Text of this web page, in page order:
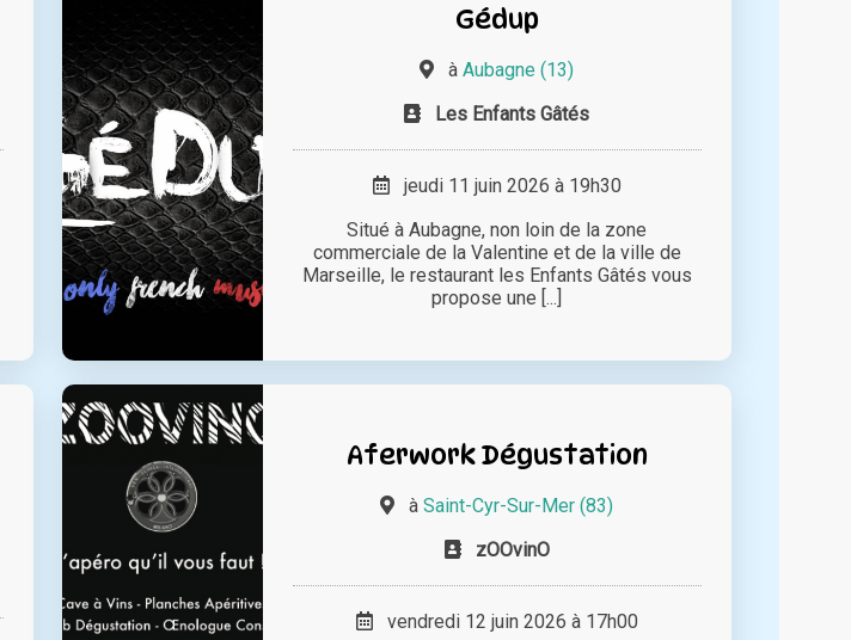
Gédup
àAubagne (13)
Les Enfants Gâtés
jeudi 11 juin 2026 à 19h30
Situé à Aubagne, non loin de la zone
commerciale de la Valentine et de la ville de
Marseille, le restaurant les Enfants Gâtés vous
propose une [...]
Aferwork Dégustation
àSaint-Cyr-Sur-Mer (83)
zOOvinO
vendredi 12 juin 2026 à 17h00